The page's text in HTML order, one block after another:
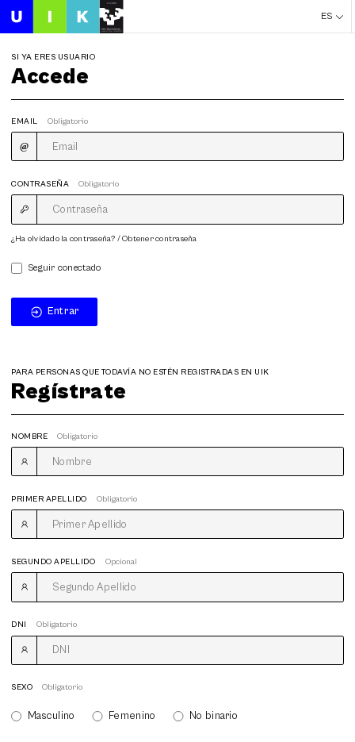
ES
SI YA ERES USUARIO
Accede
EMAIL Obligatorio
CONTRASEÑA Obligatorio
¿Ha olvidado la contraseña? / Obtener contraseña
Seguir conectado
Entrar
PARA PERSONAS QUE TODAVÍA NO ESTÉN REGISTRADAS EN UIK
Regístrate
NOMBRE Obligatorio
PRIMER APELLIDO Obligatorio
SEGUNDO APELLIDO Opcional
DNI Obligatorio
SEXO Obligatorio
Masculino Femenino No binario